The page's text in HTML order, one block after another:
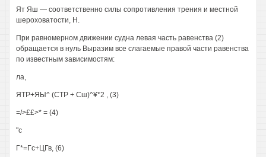
Ят Яш — соответственно силы сопротивления трения и местной
шероховатости, Н.
При равномерном движении судна левая часть равенства (2)
обращается в нуль Выразим все слагаемые правой части равенства
по известным зависимостям:
ла,
ЯТР+ЯЫ^ (СТР + Сш)^¥*2 , (3)
=/>££>* = (4)
"с
Г*=Гс+ЦГв, (6)